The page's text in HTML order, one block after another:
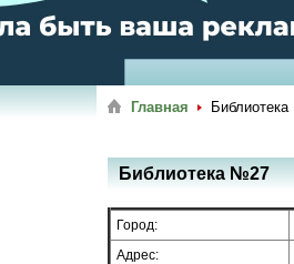
Главная
Библиотека №27
Город:
Адрес: